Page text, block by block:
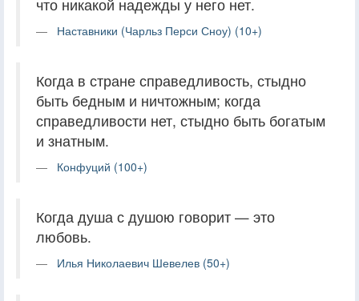
что никакой надежды у него нет.
Наставники (Чарльз Перси Сноу) (10+)
Когда в стране справедливость, стыдно
быть бедным и ничтожным; когда
справедливости нет, стыдно быть богатым
и знатным.
Конфуций (100+)
Когда душа с душою говорит — это
любовь.
Илья Николаевич Шевелев (50+)